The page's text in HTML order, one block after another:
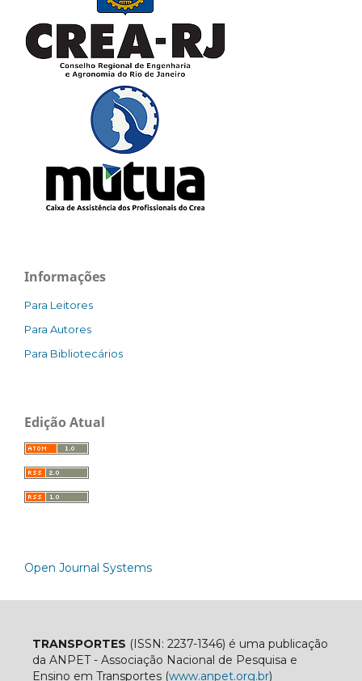
Informações
Para Leitores
Para Autores
Para Bibliotecários
Edição Atual
Open Journal Systems
TRANSPORTES (ISSN: 2237-1346) é uma publicação
da ANPET - Associação Nacional de Pesquisa e
Ensino em Transportes (www.anpet.org.br)